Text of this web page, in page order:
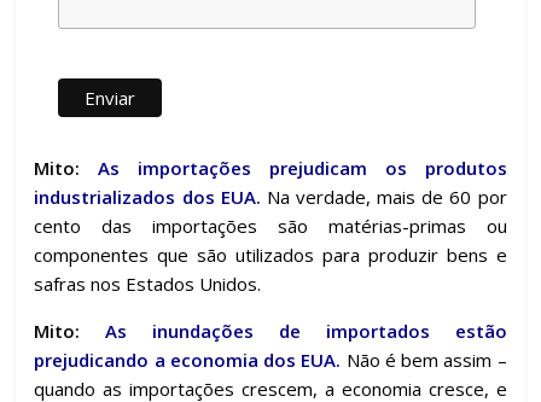
Mito:As importações prejudicam os produtos
industrializados dos EUA. Na verdade, mais de 60 por
cento das importações são matérias-primas ou
componentes que são utilizados para produzir bens e
safras nos Estados Unidos.
Mito:As inundações de importados estão
prejudicando a economia dos EUA. Não é bem assim –
quando as importações crescem, a economia cresce, e